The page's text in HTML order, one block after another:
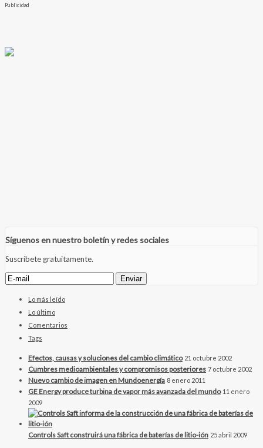
Publicidad
Síguenos en nuestro boletín y redes sociales
Suscríbete gratuitamente.
Lo más leído
Lo último
Comentarios
Tags
Efectos, causas y soluciones del cambio climático 21 octubre 2002
Cumbres medioambientales y compromisos posteriores 7 octubre 2002
Nuevo cambio de imagen en Mundoenergía 8 enero 2011
GE Energy produce turbina de vapor más avanzada del mundo 11 enero
2009
Controls Saft construirá una fábrica de baterías de litio-ión 25 abril 2009